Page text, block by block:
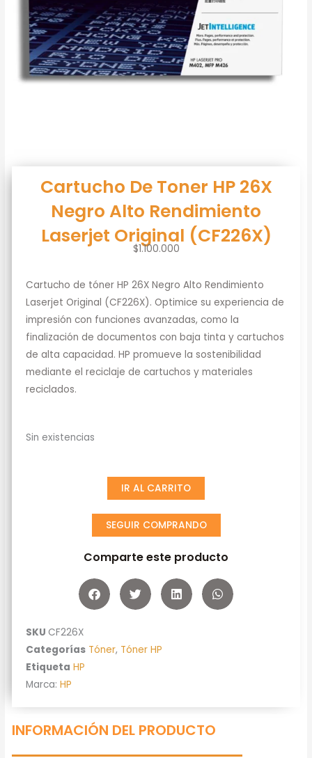
Cartucho De Toner HP 26X
Negro Alto Rendimiento
Laserjet Original (CF226X)
$1.100.000
Cartucho de tóner HP 26X Negro Alto Rendimiento
Laserjet Original (CF226X). Optimice su experiencia de
impresión con funciones avanzadas, como la
finalización de documentos con baja tinta y cartuchos
de alta capacidad. HP promueve la sostenibilidad
mediante el reciclaje de cartuchos y materiales
reciclados.
Sin existencias
IR AL CARRITO
SEGUIR COMPRANDO
Comparte este producto
SKU CF226X
Categorías Tóner, Tóner HP
Etiqueta HP
Marca:HP
INFORMACIÓN DEL PRODUCTO